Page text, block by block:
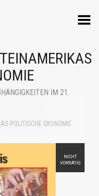
Menü umschalten
IM 21.
POLITISCHE ÖKONOMIE
NICHT
VORRÄTIG